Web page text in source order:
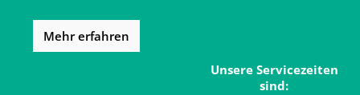
Mehr erfahren
Unsere Servicezeiten
sind: